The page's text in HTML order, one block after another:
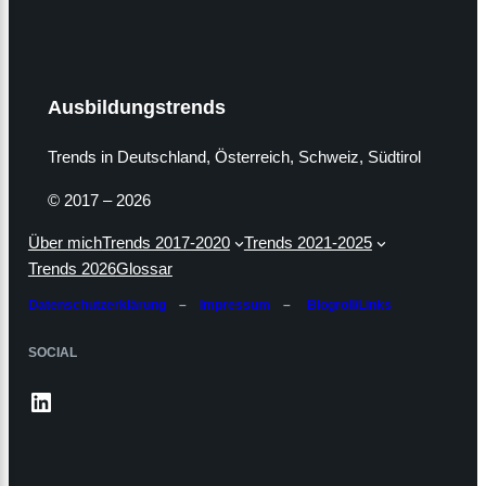
Ausbildungstrends
Trends in Deutschland, Österreich, Schweiz, Südtirol
© 2017 – 2026
Über michTrends 2017-2020
Trends 2021-2025
Trends 2026Glossar
Datenschutzerklärung– Impressum – Blogroll/Links
SOCIAL
LinkedIn